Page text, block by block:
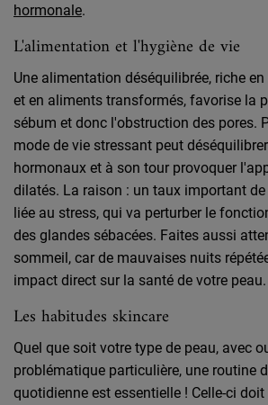
hormonale.
L'alimentation et l'hygiène de vie
Une alimentation déséquilibrée, riche
et en aliments transformés, favorise la
sébum et donc l'obstruction des pores.
mode de vie stressant peut
hormonaux et à son tour provoquer
dilatés. La raison : un taux important
liée au stress, qui va perturber le
des glandes sébacées. Faites aussi
sommeil, car de mauvaises nuits
impact direct sur la santé de votre peau.
Les habitudes skincare
Quel que soit votre type de peau, avec
problématique particulière, une routine
quotidienne est essentielle ! Celle-ci